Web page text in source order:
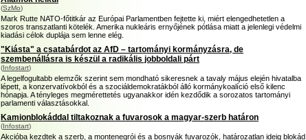
(SzMo)
Mark Rutte NATO-főtitkár az Európai Parlamentben fejtette ki, miért elengedhetetlen a
szoros transzatlanti kötelék. Amerika nukleáris ernyőjének pótlása miatt a jelenlegi védelmi
kiadási célok duplája sem lenne elég.
"Kiásta" a csatabárdot az AfD – tartományi kormányzásra, de
szembenállásra is készül a radikális jobboldali párt
(Infostart)
A legelfogultabb elemzők szerint sem mondható sikeresnek a tavaly május elején hivatalba
lépett, a konzervatívokból és a szociáldemokratákból álló kormánykoalíció első kilenc
hónapja. A tényleges megmérettetés ugyanakkor idén kezdődik a sorozatos tartományi
parlamenti választásokkal.
Kamionblokáddal tiltakoznak a fuvarosok a magyar-szerb határon
(Infostart)
Akcióba kezdtek a szerb, a montenegrói és a bosnyák fuvarozók, határozatlan ideig blokád